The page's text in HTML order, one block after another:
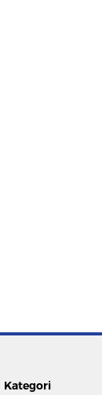
Kategori